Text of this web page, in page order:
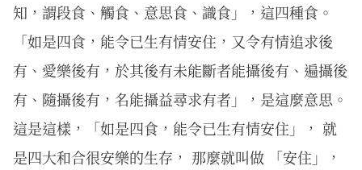
知，謂段食、觸食、意思食、識食」，這四種食。
「如是四食，能令已生有情安住，又令有情追求後
有、愛樂後有，於其後有未能斷者能攝後有、遍攝後
有、隨攝後有，名能攝益尋求有者」，是這麼意思。
這是這樣，「如是四食，能令已生有情安住」， 就
是四大和合很安樂的生存， 那麼就叫做 「安住」，